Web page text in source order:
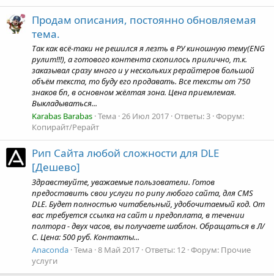
Продам описания, постоянно обновляемая
тема.
Так как всё-таки не решился я лезть в РУ киношную тему(ENG
рулит!!!), а готового контента скопилось прилично, т.к.
заказывал сразу много и у нескольких рерайтеров большой
объём текста, то буду его продавать. Все тексты от 750
знаков бп, в основном жёлтая зона. Цена приемлемая.
Выкладываться...
Karabas Barabas Тема 26 Июл 2017 Ответы: 3 Форум:
Копирайт/Рерайт
Рип Сайта любой сложности для DLE
[Дешево]
Здравствуйте, уважаемые пользователи. Готов
предоставить свои услуги по рипу любого сайта, для CMS
DLE. Будет полностью читабельный, удобочитаемый код. От
вас требуется ссылка на сайт и предоплата, в течении
полтора - двух часов, вы получаете шаблон. Обращаться в Л/
С. Цена: 500 руб. Контакты...
Anaconda Тема 8 Май 2017 Ответы: 12 Форум: Прочие
услуги